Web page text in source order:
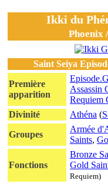
Ikki du
Phoenix
Saint Seiya
Première
apparition
Assassin
Requiem
Divinité
Athéna (
Groupes
Armée
Saints,
Fonctions
Bronze
Gold
Requiem)